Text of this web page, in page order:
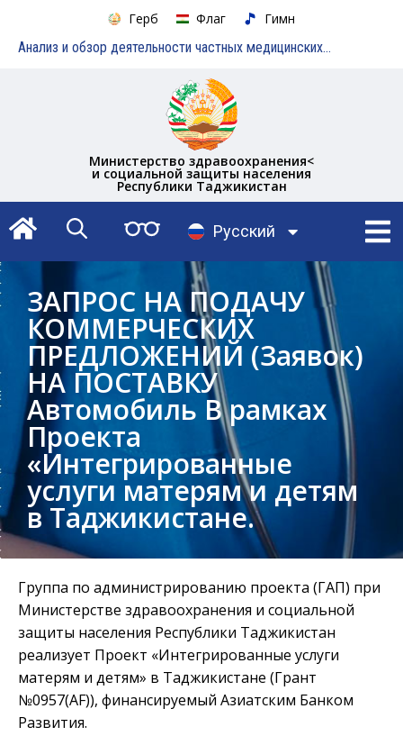
Герб Флаг
Гимн
Анализ и обзор деятельности частных медицинских учреждений
Министерство здравоохранения<
и социальной защиты населения
Республики Таджикистан
Русский
English
Тоҷикӣ
ЗАПРОС НА ПОДАЧУ
КОММЕРЧЕСКИХ
ПРЕДЛОЖЕНИЙ (Заявок)
НА ПОСТАВКУ
Автомобиль В рамках
Проекта
«Интегрированные
услуги матерям и детям
в Таджикистане.
Группа по администрированию проекта (ГАП) при
Министерстве здравоохранения и социальной
защиты населения Республики Таджикистан
реализует Проект «Интегрированные услуги
матерям и детям» в Таджикистане (Грант
№0957(AF)), финансируемый Азиатским Банком
Развития.